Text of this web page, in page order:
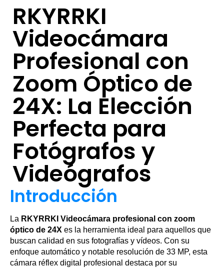
RKYRRKI
Videocámara
Profesional con
Zoom Óptico de
24X: La Elección
Perfecta para
Fotógrafos y
Videógrafos
Introducción
La RKYRRKI Videocámara profesional con zoom
óptico de 24X es la herramienta ideal para aquellos que
buscan calidad en sus fotografías y vídeos. Con su
enfoque automático y notable resolución de 33 MP, esta
cámara réflex digital profesional destaca por su